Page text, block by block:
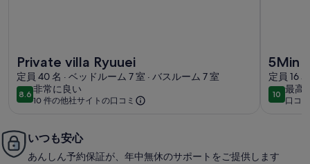
Private villa Ryuuei
定員 40 名 · ベッドルーム 7 室 · バスルーム 7 室
8.610段階中8.6
非常に良い
非
常
良
い
10 件の他社サイトの口コミ
5Min
定員 16
1010段階
最高
最
高
口コ
(口
いつも安心
あんしん予約保証が、年中無休のサポートをご提供します